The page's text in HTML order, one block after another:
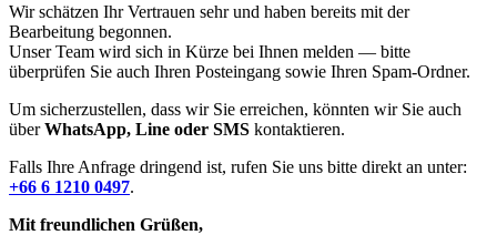
Wir schätzen Ihr Vertrauen sehr und haben bereits mit der
Bearbeitung begonnen.
Unser Team wird sich in Kürze bei Ihnen melden — bitte
überprüfen Sie auch Ihren Posteingang sowie Ihren Spam-Ordner.
Um sicherzustellen, dass wir Sie erreichen, könnten wir Sie auch
überWhatsApp, Line oder SMS kontaktieren.
Falls Ihre Anfrage dringend ist, rufen Sie uns bitte direkt an unter:
+66 6 1210 0497.
Mit freundlichen Grüßen,